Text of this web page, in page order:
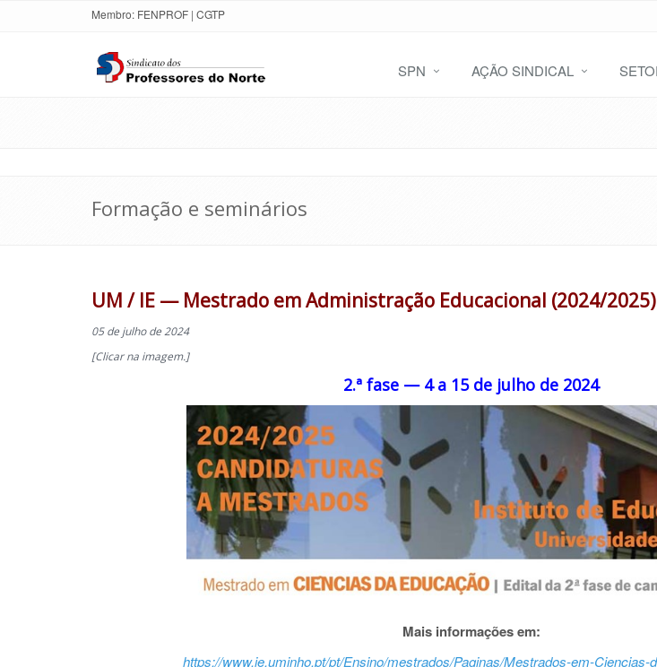
Membro: FENPROF | CGTP
SPN AÇÃO SINDICAL
Formação e seminários
UM / IE — Mestrado em Administração Educacional (2024/2025)
05 de julho de 2024
[Clicar na imagem.]
2.ª fase — 4 a 15 de julho de 2024
Mais informações em:
https://www.ie.uminho.pt/pt/Ensino/mestrados/Paginas/Mestrados-em-Ciencias-